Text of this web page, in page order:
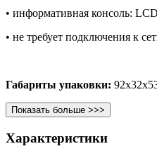
• информативная консоль:
• не требует подключения к
Габариты упаковки:
Показать больше >>>
Характеристики